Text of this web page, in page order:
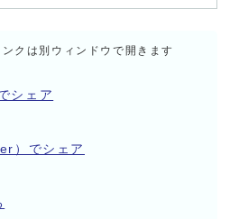
クは別ウィンドウで開きます
シェア
）でシェア